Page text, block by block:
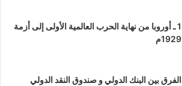
1 ـ أوروبا من نهاية الحرب العالمية الأولى إلى أزمة
1929م
الفرق بين البنك الدولي و صندوق النقد الدولي